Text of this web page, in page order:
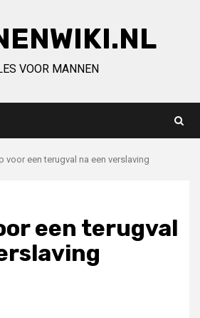
VOOR MANNEN
voor een terugval na een verslaving
een terugval